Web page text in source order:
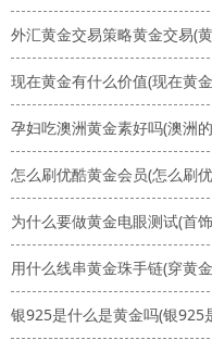
外汇黄金交易策略黄金交易(
现在黄金有什么价值(现在黄
孕妇吃澳洲黄金素好吗(澳洲
怎么刷优酷黄金会员(怎么刷
为什么要做黄金电眼测试(首
用什么线串黄金珠手链(穿黄
银925是什么是黄金吗(银925